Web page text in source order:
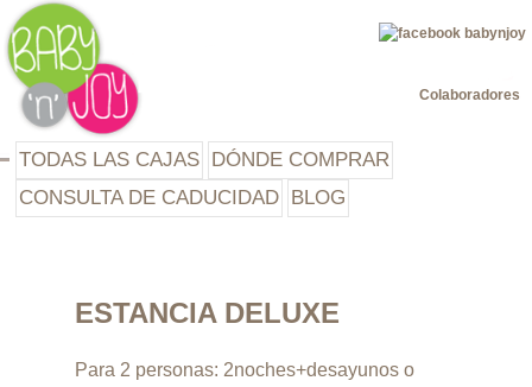
TODAS LAS CAJAS DÓNDE COMPRAR
CONSULTA DE CADUCIDAD BLOG
Colaboradores
ESTANCIA DELUXE
Para 2 personas: 2noches+desayunos o